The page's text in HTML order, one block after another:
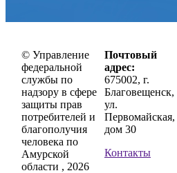
© Управление
федеральной
службы по
надзору в сфере
защиты прав
потребителей и
благополучия
человека по
Амурской
области , 2026
Почтовый
адрес:
675002, г.
Благовещенск,
ул.
Первомайская,
дом 30
Контакты